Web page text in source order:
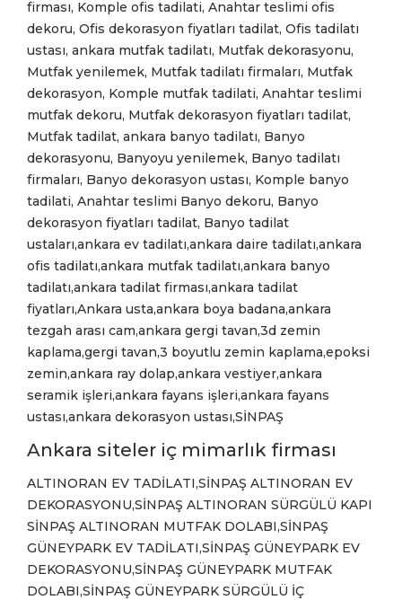
firması, Komple ofis tadilati, Anahtar teslimi ofis
dekoru, Ofis dekorasyon fiyatları tadilat, Ofis tadilatı
ustası, ankara mutfak tadilatı, Mutfak dekorasyonu,
Mutfak yenilemek, Mutfak tadilatı firmaları, Mutfak
dekorasyon, Komple mutfak tadilati, Anahtar teslimi
mutfak dekoru, Mutfak dekorasyon fiyatları tadilat,
Mutfak tadilat, ankara banyo tadilatı, Banyo
dekorasyonu, Banyoyu yenilemek, Banyo tadilatı
firmaları, Banyo dekorasyon ustası, Komple banyo
tadilati, Anahtar teslimi Banyo dekoru, Banyo
dekorasyon fiyatları tadilat, Banyo tadilat
ustaları,ankara ev tadilatı,ankara daire tadilatı,ankara
ofis tadilatı,ankara mutfak tadilatı,ankara banyo
tadilatı,ankara tadilat firması,ankara tadilat
fiyatları,Ankara usta,ankara boya badana,ankara
tezgah arası cam,ankara gergi tavan,3d zemin
kaplama,gergi tavan,3 boyutlu zemin kaplama,epoksi
zemin,ankara ray dolap,ankara vestiyer,ankara
seramik işleri,ankara fayans işleri,ankara fayans
ustası,ankara dekorasyon ustası,SİNPAŞ
Ankara siteler iç mimarlık firması
ALTINORAN EV TADİLATI,SİNPAŞ ALTINORAN EV
DEKORASYONU,SİNPAŞ ALTINORAN SÜRGÜLÜ KAPI
SİNPAŞ ALTINORAN MUTFAK DOLABI,SİNPAŞ
GÜNEYPARK EV TADİLATI,SİNPAŞ GÜNEYPARK EV
DEKORASYONU,SİNPAŞ GÜNEYPARK MUTFAK
DOLABI,SİNPAŞ GÜNEYPARK SÜRGÜLÜ İÇ